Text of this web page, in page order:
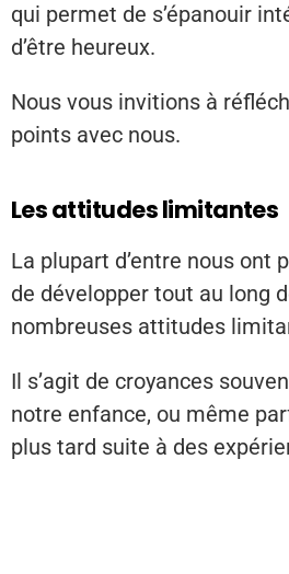
qui permet de s’épanouir
d’être heureux.
Nous vous invitions à
points avec nous.
Les attitudes limitantes
La plupart d’entre nous ont
de développer tout au long
nombreuses attitudes
Il s’agit de croyances
notre enfance, ou même
plus tard suite à des